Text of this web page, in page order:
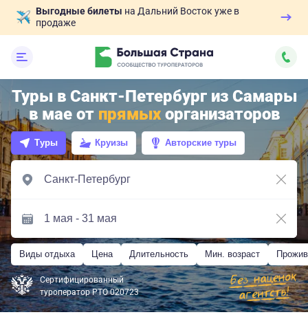
Выгодные билеты на Дальний Восток уже в
продаже
Туры в Санкт-Петербург из Самары
в мае от прямыхорганизаторов
Туры Круизы Авторские туры
Виды отдыха Цена Длительность Мин. возраст
Сертифицированный
туроператор РТО 020723